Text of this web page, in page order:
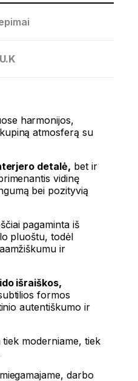
harmonijos,
atmosferą su
detalė, bet ir
vidinę
bei pozityvią
pagaminta iš
pluoštu, todėl
ir
išraiškos,
formos
autentiškumo ir
moderniame, tiek
darbo